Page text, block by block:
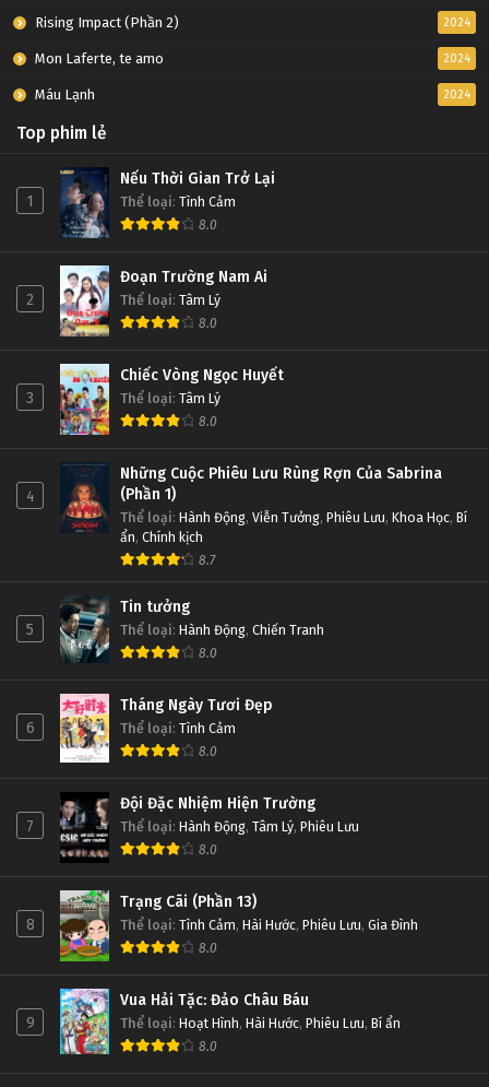
Rising Impact (Phần 2) 2024
Mon Laferte, te amo 2024
Máu Lạnh 2024
Top phim lẻ
1
Nếu Thời Gian Trở Lại
Thể loại: Tình Cảm
8.0
2
Đoạn Trường Nam Ai
Thể loại: Tâm Lý
8.0
3
Chiếc Vòng Ngọc Huyết
Thể loại: Tâm Lý
8.0
4
Những Cuộc Phiêu Lưu Rùng Rợn Của Sabrina
(Phần 1)
Thể loại: Hành Động, Viễn Tưởng, Phiêu Lưu, Khoa Học, Bí
ẩn, Chính kịch
8.7
5
Tin tưởng
Thể loại: Hành Động, Chiến Tranh
8.0
6
Tháng Ngày Tươi Đẹp
Thể loại: Tình Cảm
8.0
7
Đội Đặc Nhiệm Hiện Trường
Thể loại: Hành Động, Tâm Lý, Phiêu Lưu
8.0
8
Trạng Cãi (Phần 13)
Thể loại: Tình Cảm, Hài Hước, Phiêu Lưu, Gia Đình
8.0
9
Vua Hải Tặc: Đảo Châu Báu
Thể loại: Hoạt Hình, Hài Hước, Phiêu Lưu, Bí ẩn
8.0